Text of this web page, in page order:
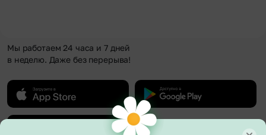
Мы работаем 24 часа и 7 дней
в неделю. Даже без перерыва!